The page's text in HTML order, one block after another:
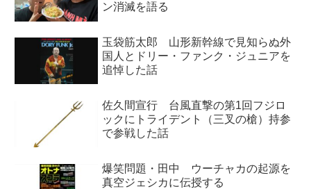
ン消滅を語る
玉袋筋太郎 山形新幹線で見知らぬ外
国人とドリー・ファンク・ジュニアを
追悼した話
佐久間宣行 台風直撃の第1回フジロ
ックにトライデント（三叉の槍）持参
で参戦した話
爆笑問題・田中 ウーチャカの起源を
真空ジェシカに伝授する